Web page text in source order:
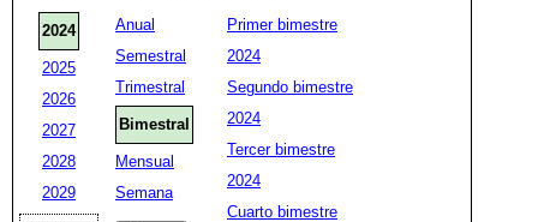
2024
2025
2026
2027
2028
2029
Anual
Semestral
Trimestral
Bimestral
Mensual
Semana
Primer bimestre
2024
Segundo bimestre
2024
Tercer bimestre
2024
Cuarto bimestre